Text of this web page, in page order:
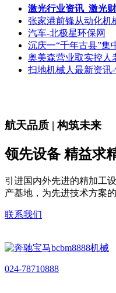
激光行业资讯_激光
张家港前锋从动化机
汽车-北极星环保网
沉庆一“千年古县”集
奥美森营业取实控人
扫地机械人最新资讯
航天品质 | 构筑未来
领先设备 精益求
引进国内外先进的精加工
产基地，为先进技术方案
联系我们
024-78710888